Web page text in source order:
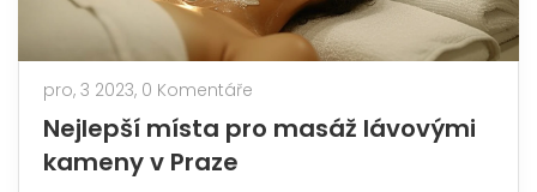
pro, 3 2023, 0 Komentáře
Nejlepší místa pro masáž lávovými
kameny v Praze